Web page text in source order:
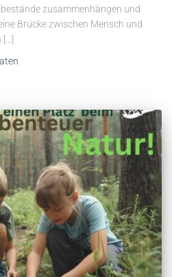
zusammenhängen und
Brücke zwischen Mensch und
[…]